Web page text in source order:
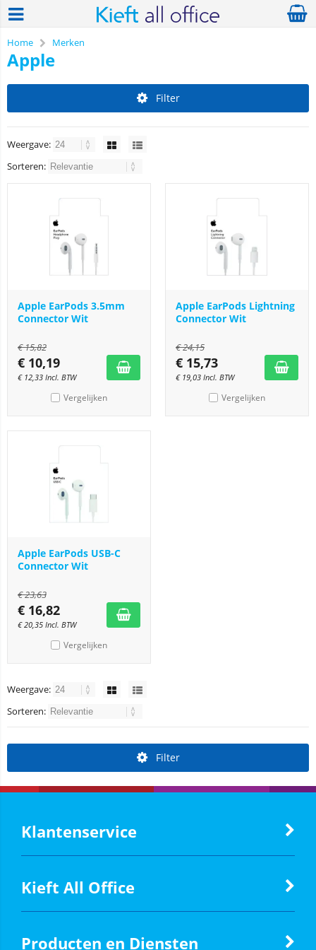
Home Merken
Apple
Filter
Weergave:
Sorteren:
Apple EarPods 3.5mm
Connector Wit
€15,82
€ 10,19
€ 12,33 Incl. BTW
Vergelijken
Apple EarPods Lightning
Connector Wit
€24,15
€ 15,73
€ 19,03 Incl. BTW
Vergelijken
Apple EarPods USB-C
Connector Wit
€23,63
€ 16,82
€20,35 Incl. BTW
Vergelijken
Weergave:
Sorteren:
Filter
Klantenservice
Kieft All Office
Producten en Diensten